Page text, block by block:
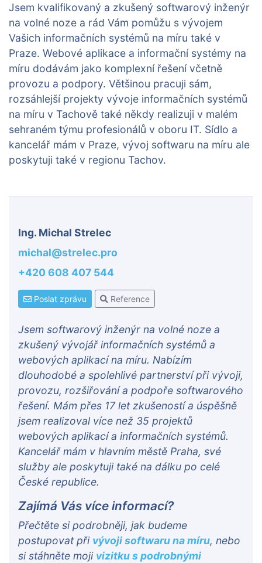
Jsem kvalifikovaný a zkušený softwarový inženýr
na volné noze a rád Vám pomůžu s vývojem
Vašich informačních systémů na míru také v
Praze. Webové aplikace a informační systémy na
míru dodávám jako komplexní řešení včetně
provozu a podpory. Většinou pracuji sám,
rozsáhlejší projekty vývoje informačních systémů
na míru v Tachově také někdy realizuji v malém
sehraném týmu profesionálů v oboru IT. Sídlo a
kancelář mám v Praze, vývoj softwaru na míru ale
poskytuji také v regionu Tachov.
Ing. Michal Strelec
michal@strelec.pro
+420 608 407 544
Poslat zprávu Reference
Jsem softwarový inženýr na volné noze a
zkušený vývojář informačních systémů a
webových aplikací na míru. Nabízím
dlouhodobé a spolehlivé partnerství při vývoji,
provozu, rozšiřování a podpoře softwarového
řešení. Mám přes 17 let zkušeností a úspěšně
jsem realizoval více než 35 projektů
webových aplikací a informačních systémů.
Kancelář mám v hlavním městě Praha, své
služby ale poskytuji také na dálku po celé
České republice.
Zajímá Vás více informací?
Přečtěte si podrobněji, jak budeme
postupovat při vývoji softwaru na míru, nebo
si stáhněte moji vizitku s podrobnými